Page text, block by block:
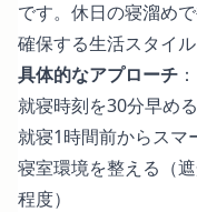
です。休日の寝溜め
確保する生活スタイ
具体的なアプローチ ：
就寝時刻を30分早める
就寝1時間前からスマ
寝室環境を整える（
程度）